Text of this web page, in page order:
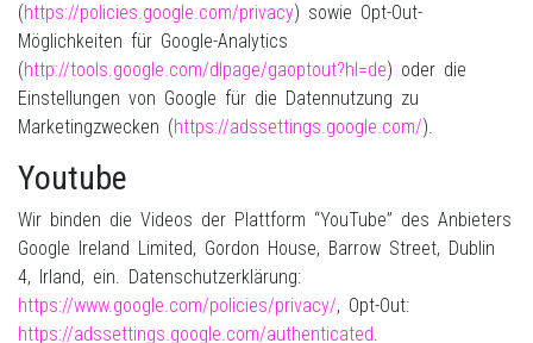
(https://policies.google.com/privacy) sowie Opt-Out-
Möglichkeiten für Google-Analytics
(http://tools.google.com/dlpage/gaoptout?hl=de) oder die
Einstellungen von Google für die Datennutzung zu
Marketingzwecken (https://adssettings.google.com/).
Youtube
Wir binden die Videos der Plattform “YouTube” des Anbieters
Google Ireland Limited, Gordon House, Barrow Street, Dublin
4, Irland, ein. Datenschutzerklärung:
https://www.google.com/policies/privacy/, Opt-Out:
https://adssettings.google.com/authenticated.